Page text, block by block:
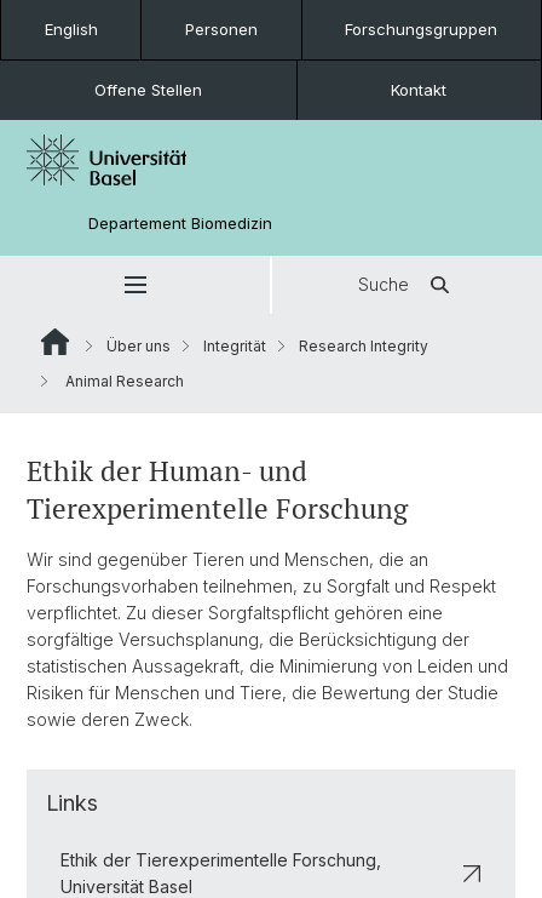
English Personen Forschungsgruppen
Offene Stellen Kontakt
Departement Biomedizin
Suche
Über uns Integrität
Research Integrity
Animal Research
Ethik der Human- und
Tierexperimentelle Forschung
Wir sind gegenüber Tieren und Menschen, die an
Forschungsvorhaben teilnehmen, zu Sorgfalt und Respekt
verpflichtet. Zu dieser Sorgfaltspflicht gehören eine
sorgfältige Versuchsplanung, die Berücksichtigung der
statistischen Aussagekraft, die Minimierung von Leiden und
Risiken für Menschen und Tiere, die Bewertung der Studie
sowie deren Zweck.
Links
Ethik der Tierexperimentelle Forschung,
Universität Basel